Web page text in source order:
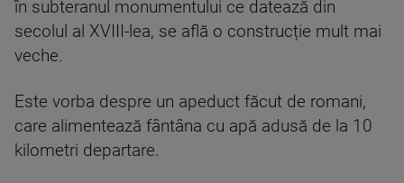
în subteranul monumentului ce datează din
secolul al XVIII-lea, se află o construcție mult mai
veche.
Este vorba despre un apeduct făcut de romani,
care alimentează fântâna cu apă adusă de la 10
kilometri departare.